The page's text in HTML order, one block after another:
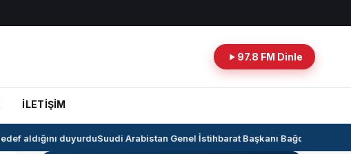
97.8 FM Dinle
İLETİŞİM
aldığını duyurduSuudi Arabistan Genel İstihbarat Başkanı Bağdat’ta